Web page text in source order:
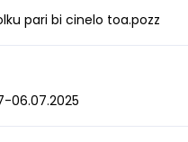
pari bi cinelo toa.pozz
06.07.2025